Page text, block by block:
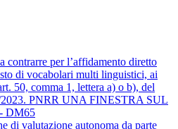
contrarre per l’affidamento diretto
di vocabolari multi linguistici, ai
50, comma 1, lettera a) o b), del
PNRR UNA FINESTRA SUL
DM65
di valutazione autonoma da parte